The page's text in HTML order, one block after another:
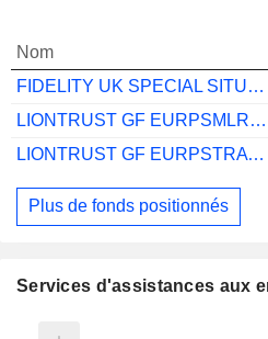
Nom
FIDELITY UK SPECIAL SITUATIONS A-INC-GBP
LIONTRUST GF EURPSMLRCOMS X HSDINSTL ...
LIONTRUST GF EURPSTRATEQ C3 H INSTL ACC£
Plus de fonds positionnés
Services d'assistances aux